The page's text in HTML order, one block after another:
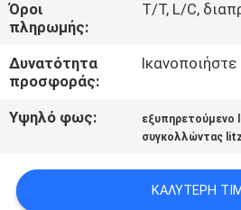
ΕΙΔΉΣΕΙΣ
ΖΗΤΉΣΤΕ
ΑΠΌΣΠΑΣΜΑ
SITEMAP
Όροι
πληρωμής:
T/T, L/C,
Δυνατότητα
προσφοράς:
Υψηλό φως: εξυπηρετούμενο
συγκολλώντας
ΚΑΛΎΤΕΡΗ